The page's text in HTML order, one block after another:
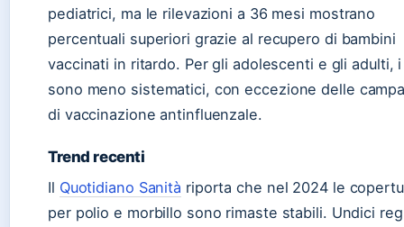
pediatrici, ma le rilevazioni a 36 mesi mostrano
percentuali superiori grazie al recupero di bambini
vaccinati in ritardo. Per gli adolescenti e gli adulti,
sono meno sistematici, con eccezione delle
di vaccinazione antinfluenzale.
Trend recenti
Il Quotidiano Sanità riporta che nel 2024 le
per polio e morbillo sono rimaste stabili. Undici